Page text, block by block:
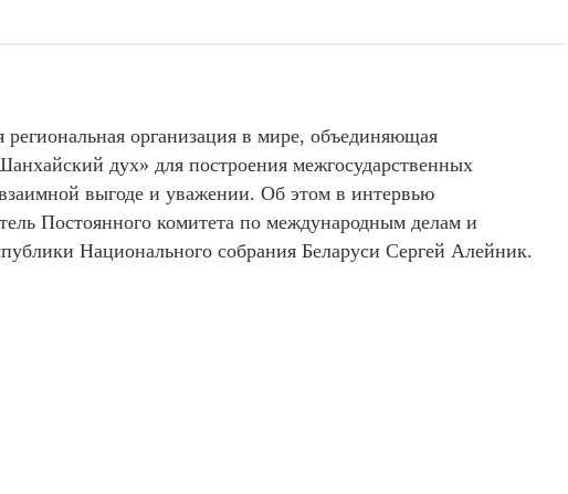
организация в мире, объединяющая
дух» для построения межгосударственных
выгоде и уважении. Об этом в интервью
Постоянного комитета по международным делам и
Национального собрания Беларуси Сергей Алейник.